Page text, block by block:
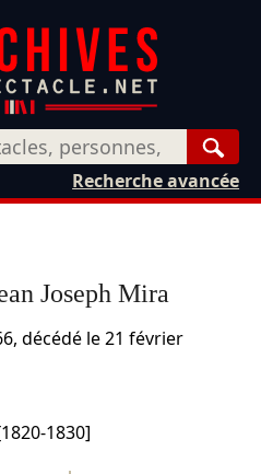
Recherche avancée
Joseph Mira
, décédé le21 février
1830]